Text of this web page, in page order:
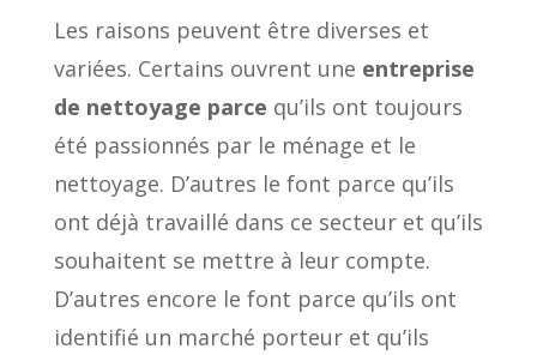
Les raisons peuvent être diverses et
variées. Certains ouvrent une entreprise
de nettoyage parce qu’ils ont toujours
été passionnés par le ménage et le
nettoyage. D’autres le font parce qu’ils
ont déjà travaillé dans ce secteur et qu’ils
souhaitent se mettre à leur compte.
D’autres encore le font parce qu’ils ont
identifié un marché porteur et qu’ils